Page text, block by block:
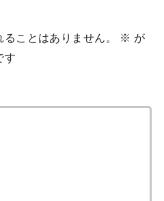
ことはありません。 ※ が
す